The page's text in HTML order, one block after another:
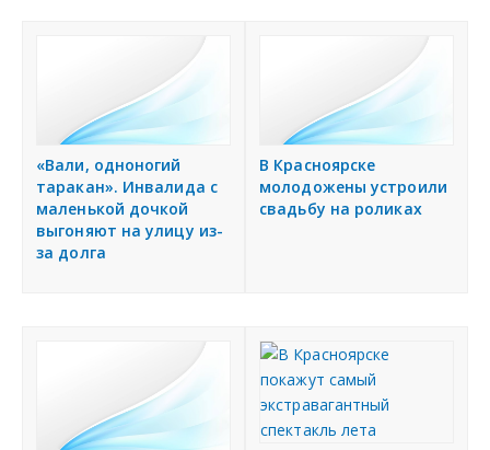
«Вали, одноногий
таракан». Инвалида с
маленькой дочкой
выгоняют на улицу из-
за долга
В Красноярске
молодожены устроили
свадьбу на роликах